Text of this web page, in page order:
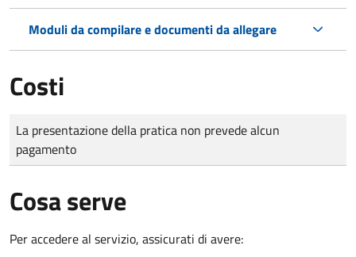
Moduli da compilare e documenti da allegare
Costi
Tipo di pagamento
Importo
La presentazione della pratica non prevede alcun
pagamento
Cosa serve
Per accedere al servizio, assicurati di avere: